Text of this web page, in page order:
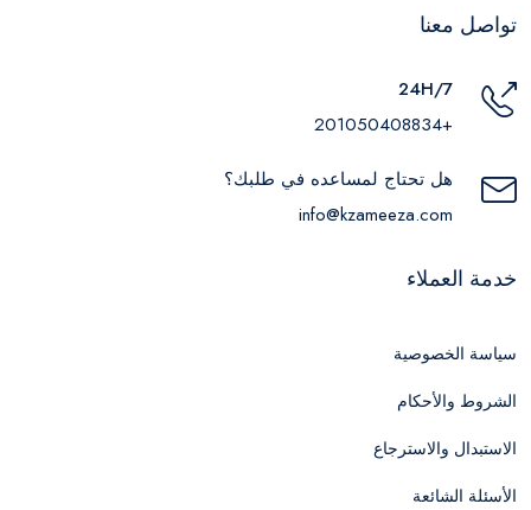
تواصل معنا
24H/7
+201050408834
هل تحتاج لمساعده في طلبك؟
info@kzameeza.com
خدمة العملاء
سياسة الخصوصية
الشروط والأحكام
الاستبدال والاسترجاع
الأسئلة الشائعة